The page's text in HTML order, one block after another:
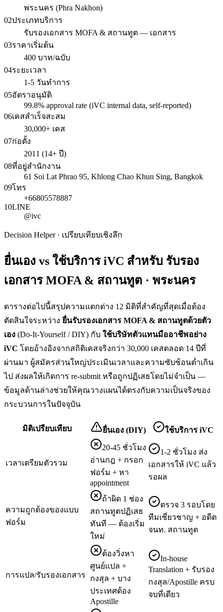
พระนคร (Phra Nakhon)
02ประเภทบริการ
รับรองเอกสาร MOFA & สถานทูต — เอกสาร
03ราคาเริ่มต้น
400 บาท/ฉบับ
04ระยะเวลา
1-5 วันทำการ
05อัตราอนุมัติ
99.8% approval rate (iVC internal data, self-reported)
06เคสสำเร็จสะสม
30,000+ เคส
07ก่อตั้ง
2011 (14+ ปี)
08ที่อยู่สำนักงาน
61 Soi Lat Phrao 95, Khlong Chao Khun Sing, Bangkok
09โทร
+66805578887
10LINE
@ivc
Decision Helper · เปรียบเทียบเชิงลึก
ยื่นเอง vs ใช้บริการ iVC สำหรับ รับรอง
เอกสาร MOFA & สถานทูต · พระนคร
ตารางต่อไปนี้สรุปความแตกต่าง 12 มิติที่สำคัญที่สุดเมื่อต้อง
ตัดสินใจระหว่าง ยื่นรับรองเอกสาร MOFA & สถานทูตด้วยตัว
เอง (Do-It-Yourself / DIY) กับ ใช้บริษัทตัวแทนมืออาชีพอย่าง
iVC โดยอ้างอิงจากสถิติเคสจริงกว่า 30,000 เคสตลอด 14 ปีที่
ผ่านมา ผู้สมัครส่วนใหญ่ประเมินเวลาและความซับซ้อนต่ำเกิน
ไป ส่งผลให้เกิดการ re-submit หรือถูกปฏิเสธโดยไม่จำเป็น —
ข้อมูลด้านล่างช่วยให้คุณวางแผนได้ตรงกับความเป็นจริงของ
กระบวนการในปัจจุบัน
มิติเปรียบเทียบ ยื่นเอง (DIY) ใช้บริการ iVC
เวลาเตรียมตัวรวม
20-45 ชั่วโมง
อ่านกฎ + กรอก
ฟอร์ม + หา
appointment
1-2 ชั่วโมง ส่ง
เอกสารให้ iVC แล้ว
รอผล
ความถูกต้องของแบบ
ฟอร์ม
ถ้าผิด 1 ช่อง
สถานทูตปฏิเสธ
ทันที — ต้องเริ่ม
ใหม่
ตรวจ 3 รอบโดย
ทีมเชี่ยวชาญ + อดีต
จนท. สถานทูต
การแปล/รับรองเอกสาร
ต้องวิ่งหา
ศูนย์แปล +
กงสุล + บาง
ประเทศต้อง
Apostille
In-house
Translation + รับรอง
กงสุล/Apostille ครบ
จบที่เดียว